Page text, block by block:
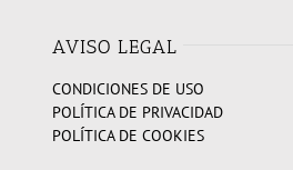
AVISO LEGAL
CONDICIONES DE USO
POLÍTICA DE PRIVACIDAD
POLÍTICA DE COOKIES